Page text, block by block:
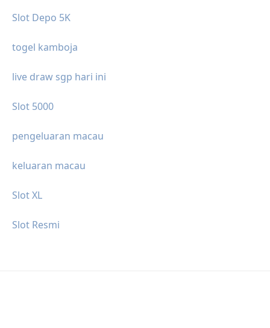
Slot Depo 5K
togel kamboja
live draw sgp hari ini
Slot 5000
pengeluaran macau
keluaran macau
Slot XL
Slot Resmi